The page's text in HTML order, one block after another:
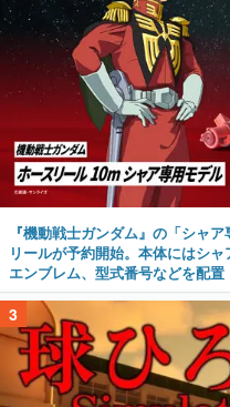
『機動戦士ガンダム』の「シャ
リールが予約開始。本体にはシ
エンブレム、型式番号などを配置
3